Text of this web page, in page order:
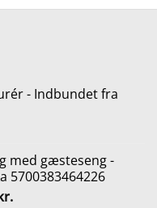
120,00 kr..90,00
- Indbundet fra
kr..
med gæsteseng -
5700383464226
Den